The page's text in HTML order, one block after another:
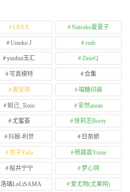
LRXX Natsuko夏夏子
Umeko J vmb
yuuhui玉汇 ZinieQ
写真模特 合集
唐安琪 喵糖印画
妲己_Toxic 安然anran
尤蜜荟 徐莉芝Booty
抖娘-利世 日奈娇
杏子Yada 杨晨晨Yome
桜井宁宁 梦心玥
洛璃LoLiSAMA 爱尤物(尤果网)